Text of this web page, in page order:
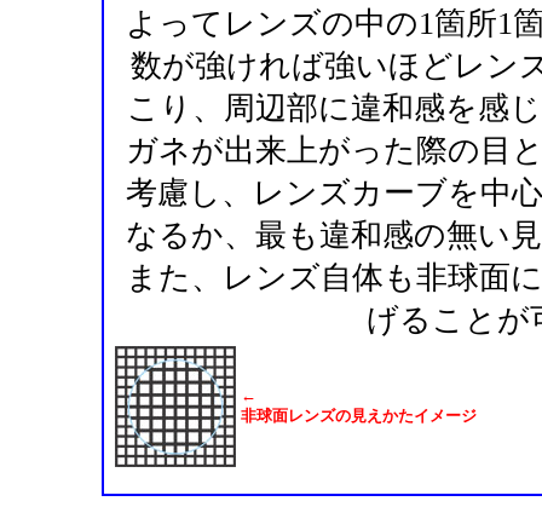
よってレンズの中の1箇所1
数が強ければ強いほどレン
こり、周辺部に違和感を感
ガネが出来上がった際の目
考慮し、レンズカーブを中
なるか、最も違和感の無い
また、レンズ自体も非球面
げることが
←
非球面レンズの見えかたイメージ